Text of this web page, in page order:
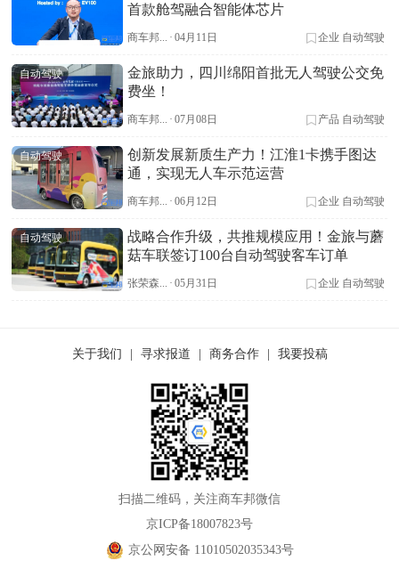
首款舱驾融合智能体芯片
商车邦... · 04月11日 企业 自动驾驶
自动驾驶
金旅助力，四川绵阳首批无人驾驶公交免
费坐！
商车邦... · 07月08日 产品 自动驾驶
自动驾驶
创新发展新质生产力！江淮1卡携手图达
通，实现无人车示范运营
商车邦... · 06月12日 企业 自动驾驶
自动驾驶
战略合作升级，共推规模应用！金旅与蘑
菇车联签订100台自动驾驶客车订单
张荣森... · 05月31日 企业 自动驾驶
关于我们 寻求报道 商务合作 我要投稿
扫描二维码，关注商车邦微信
京ICP备18007823号
京公网安备 11010502035343号